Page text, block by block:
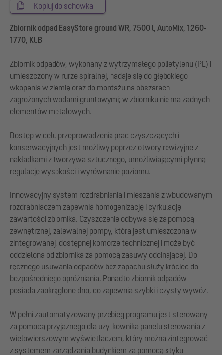
Kopiuj do schowka
Zbiornik odpad EasyStore ground WR, 7500 l, AutoMix, 1260-
1770, Kl.B
Zbiornik odpadów, wykonany z wytrzymałego polietylenu (PE) i
umieszczony w rurze spiralnej, nadaje się do głębokiego
wkopania w ziemię oraz do montażu na obszarach
zagrożonych wodami gruntowymi; w zbiorniku nie ma żadnych
elementów metalowych.
Dostęp w celu przeprowadzenia prac czyszczących i
konserwacyjnych jest możliwy poprzez otwory rewizyjne z
nakładkami z tworzywa sztucznego, umożliwiającymi płynną
regulację wysokości i wyrównanie poziomu.
Innowacyjny system rozdrabniania i mieszania z wbudowanym
rozdrabniaczem zapewnia homogenizację i cyrkulację
zawartości zbiornika. Czyszczenie odbywa się za pomocą
zewnętrznej, zalewalnej pompy, która jest umieszczona w
zintegrowanej, dostępnej komorze technicznej i może być
oddzielona od zbiornika za pomocą zasuwy odcinającej. Do
ręcznego usuwania odpadów bez zapachu służy króciec do
bezpośredniego opróżniania. Ponadto zbiornik odpadów
posiada zaokrąglone dno, co zapewnia szybki i czysty wywóz.
W pełni zautomatyzowany przebieg programu jest sterowany
za pomocą przyjaznego dla użytkownika panelu sterowania z
wielowierszowym wyświetlaczem, który można zintegrować
z systemem zarządzania budynkiem za pomocą styku